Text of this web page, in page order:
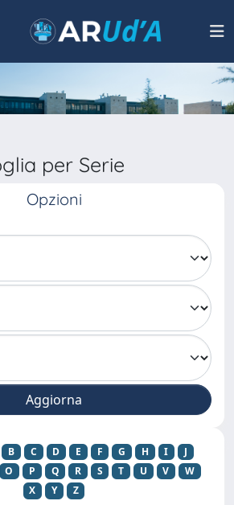
per Serie
Opzioni
B C D E F G H I
J
O P Q R S T U V
W
X
Y Z